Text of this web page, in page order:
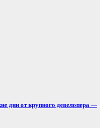
дни от крупного девелопера —